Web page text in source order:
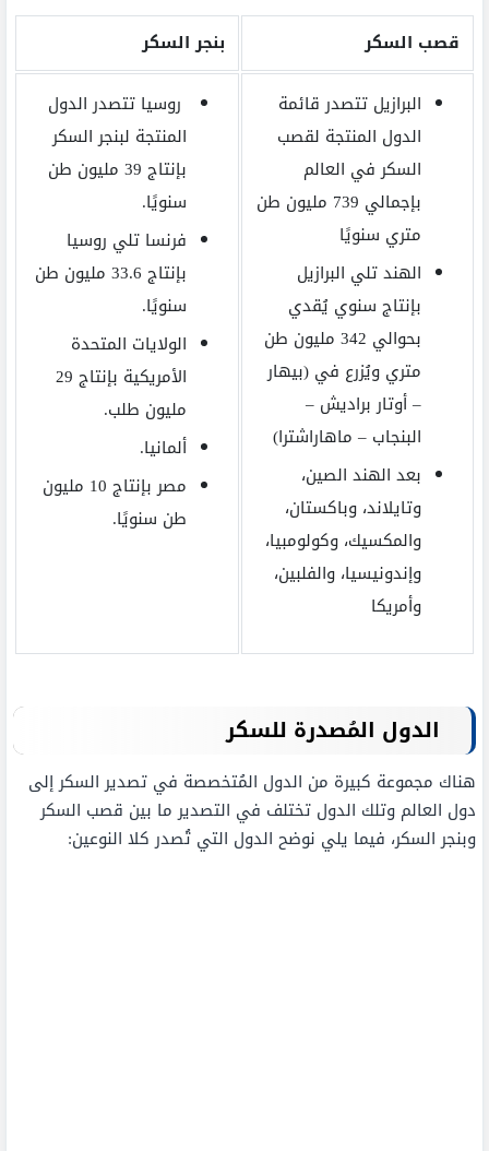
قصب السكر
بنجر السكر
البرازيل تتصدر قائمة
الدول المنتجة لقصب
السكر في العالم
بإجمالي 739 مليون طن
متري سنويًا
الهند تلي البرازيل
بإنتاج سنوي يُقدي
بحوالي 342 مليون طن
متري ويُزرع في (بيهار
– أوتار براديش –
البنجاب – ماهاراشترا)
بعد الهند الصين،
وتايلاند، وباكستان،
والمكسيك، وكولومبيا،
وإندونيسيا، والفلبين،
وأمريكا
روسيا تتصدر الدول
المنتجة لبنجر السكر
بإنتاج 39 مليون طن
سنويًا.
فرنسا تلي روسيا
بإنتاج 33.6 مليون طن
سنويًا.
الولايات المتحدة
الأمريكية بإنتاج 29
مليون طلب.
ألمانيا.
مصر بإنتاج 10 مليون
طن سنويًا.
الدول المُصدرة للسكر
هناك مجموعة كبيرة من الدول المُتخصصة في تصدير السكر إلى
دول العالم وتلك الدول تختلف في التصدير ما بين قصب السكر
وبنجر السكر، فيما يلي نوضح الدول التي تُصدر كلا النوعين: